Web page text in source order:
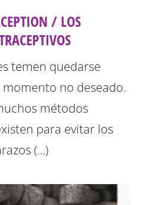
/ LOS
temen quedarse
no deseado.
métodos
para evitar los
(…)